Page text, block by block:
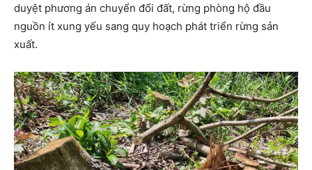
duyệt phương án chuyển đổi đất, rừng phòng hộ đầu
nguồn ít xung yếu sang quy hoạch phát triển rừng sản
xuất.